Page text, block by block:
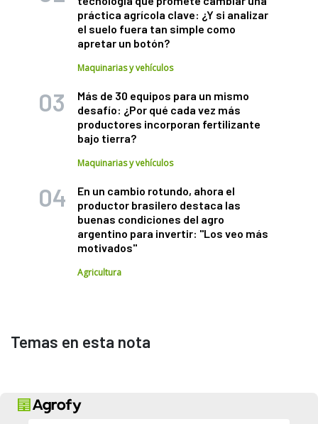
práctica agrícola clave: ¿Y si analizar
el suelo fuera tan simple como
apretar un botón?
Maquinarias y vehículos
Más de 30 equipos para un mismo
desafío: ¿Por qué cada vez más
productores incorporan fertilizante
bajo tierra?
Maquinarias y vehículos
En un cambio rotundo, ahora el
productor brasilero destaca las
buenas condiciones del agro
argentino para invertir: "Los veo más
motivados"
Agricultura
Temas en esta nota